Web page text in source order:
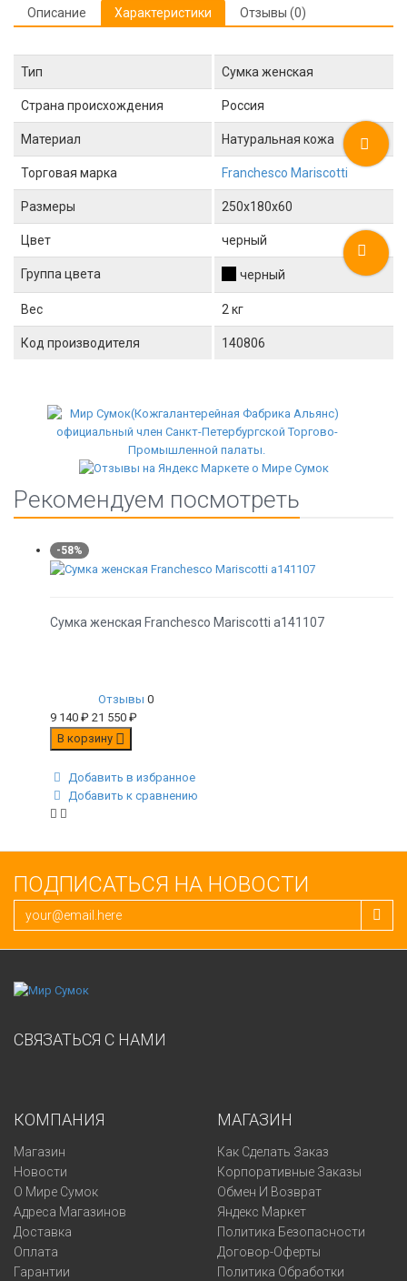
Описание Характеристики Отзывы (0)
Тип Сумка женская
Страна происхождения Россия
Материал Натуральная кожа
Торговая марка Franchesco Mariscotti
Размеры 250x180x60
Цвет черный
Группа цвета черный
Вес 2 кг
Код производителя 140806
Рекомендуем посмотреть
-58%
Сумка женская Franchesco Mariscotti а141107
Отзывы 0
9 140 ₽ 21 550 ₽
В корзину
Добавить в избранное
Добавить к сравнению
ПОДПИСАТЬСЯ НА НОВОСТИ
СВЯЗАТЬСЯ С НАМИ
КОМПАНИЯ
Магазин
Новости
О Мире Сумок
Адреса Магазинов
Доставка
Оплата
Гарантии
МАГАЗИН
Как Сделать Заказ
Корпоративные Заказы
Обмен И Возврат
Яндекс Маркет
Политика Безопасности
Договор-Оферты
Политика Обработки